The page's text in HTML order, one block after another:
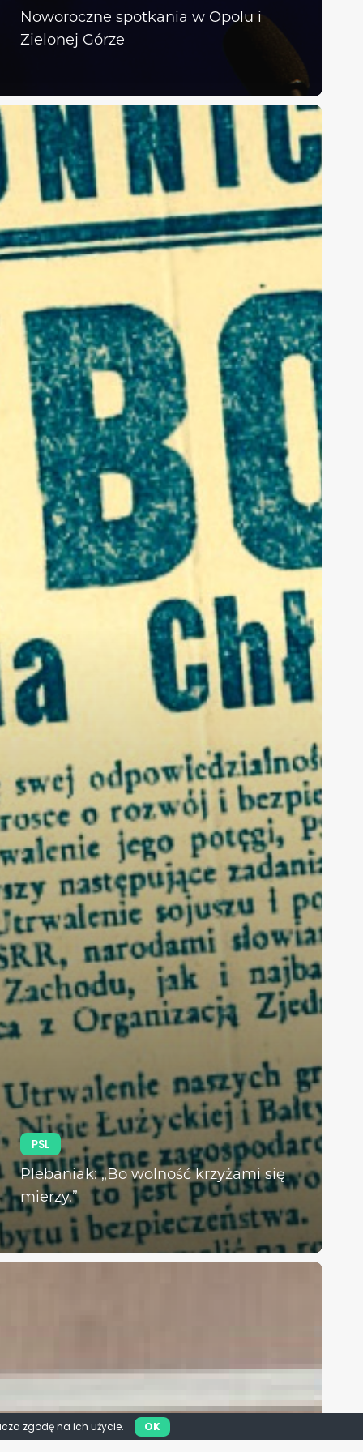
Noworoczne spotkania w Opolu i
Zielonej Górze
PSL
Plebaniak: „Bo wolność krzyżami się
mierzy.”
zgodę na ich użycie. OK